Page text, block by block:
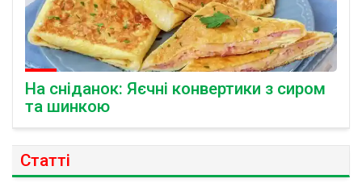
На сніданок: Яєчні конвертики з сиром
та шинкою
Статті